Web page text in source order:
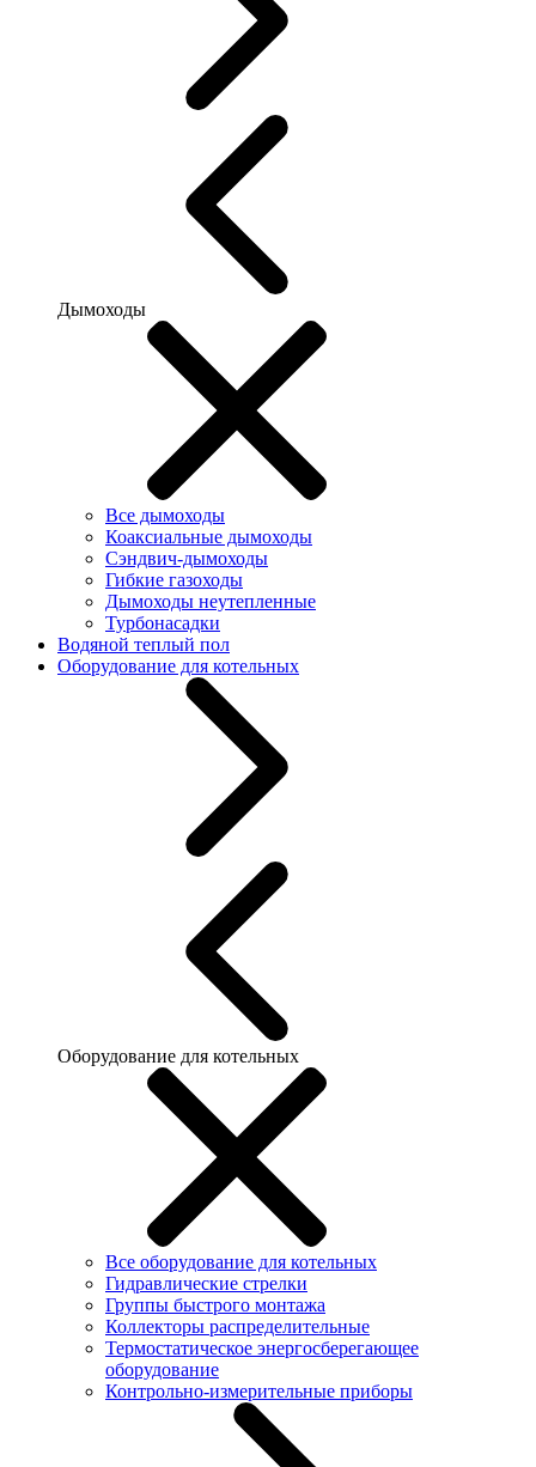
Дымоходы
Все дымоходы
Коаксиальные дымоходы
Сэндвич-дымоходы
Гибкие газоходы
Дымоходы неутепленные
Турбонасадки
Водяной теплый пол
Оборудование для котельных
Оборудование для котельных
Все оборудование для котельных
Гидравлические стрелки
Группы быстрого монтажа
Коллекторы распределительные
Термостатическое энергосберегающее
оборудование
Контрольно-измерительные приборы